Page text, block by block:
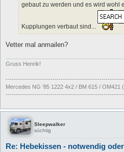
gebaut zu werden und es wird wohl
Kupplungen verbaut sind...
Vetter mal anmailen?
Gruss Henrik!
Mercedes NG '85 1222 4x2 / BM 615 / OM421
Sleepwalker
süchtig
Re: Hebekissen - notwendig